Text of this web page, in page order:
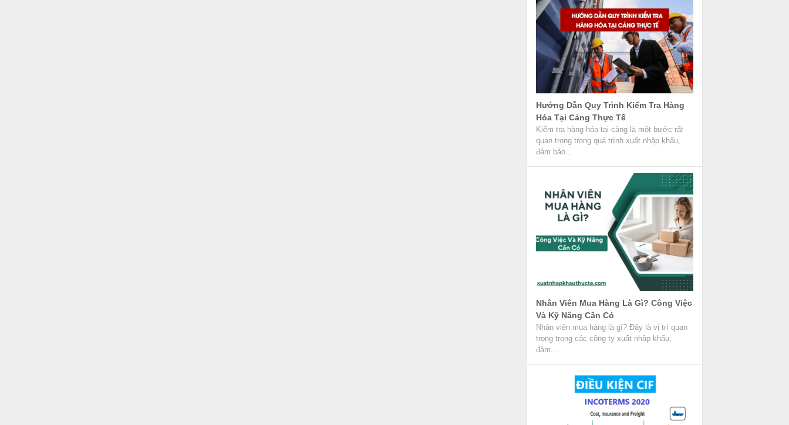
Hướng Dẫn Quy Trình Kiểm Tra Hàng
Hóa Tại Cảng Thực Tế
Kiểm tra hàng hóa tại cảng là một bước rất
quan trọng trong quá trình xuất nhập khẩu,
đảm bảo...
Nhân Viên Mua Hàng Là Gì? Công Việc
Và Kỹ Năng Cần Có
Nhân viên mua hàng là gì? Đây là vị trí quan
trọng trong các công ty xuất nhập khẩu,
đảm...